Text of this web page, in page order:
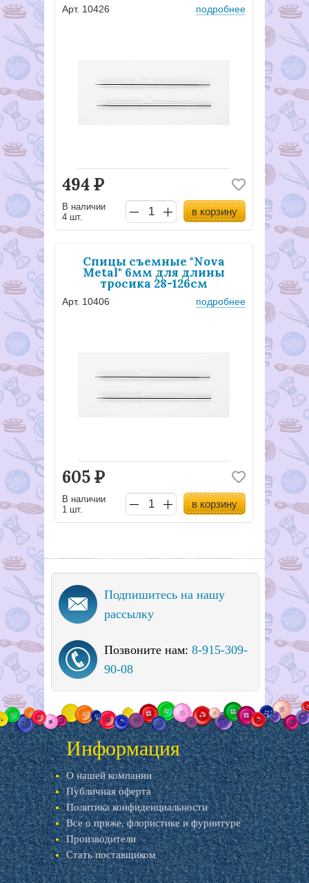
Арт. 10426 подробнее
494Р
В наличии
4 шт.
в корзину
Спицы съемные "Nova
Metal" 6мм для длины
тросика 28-126см
Арт. 10406 подробнее
605Р
В наличии
1 шт.
в корзину
Подпишитесь на нашу
рассылку
Позвоните нам: 8-915-309-
90-08
Информация
О нашей компании
Публичная оферта
Политика конфиденциальности
Все о пряже, флористике и фурнитуре
Производители
Стать поставщиком